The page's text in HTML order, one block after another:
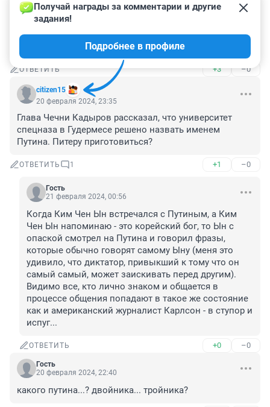
21 февраля 2024, 01:02
Скажет, что Украина - это самое важное в жизни
россиян и все должны как один помереть там как
можно скорее пока Байден не ушел.
ОТВЕТИТЬ +3 –0
citizen15
Получай награды за комментарии и другие
задания!
Подробнее в профиле
20 февраля 2024, 23:35
Глава Чечни Кадыров рассказал, что университет
спецназа в Гудермесе решено назвать именем
Путина. Питеру приготовиться?
ОТВЕТИТЬ 1 +1 –0
Гость
21 февраля 2024, 00:56
Когда Ким Чен Ын встречался с Путиным, а Ким
Чен Ын напоминаю - это корейский бог, то Ын с
опаской смотрел на Путина и говорил фразы,
которые обычно говорят самому Ыну (меня это
удивило, что диктатор, привыкший к тому что он
самый самый, может заискивать перед другим).
Видимо все, кто лично знаком и общается в
процессе общения попадают в такое же состояние
как и американский журналист Карлсон - в ступор и
испуг...
ОТВЕТИТЬ +0 –0
Гость
20 февраля 2024, 22:40
какого путина...? двойника... тройника?